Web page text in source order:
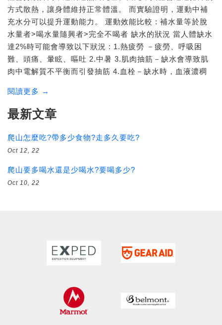
方式散熱，讓身體維持正常體溫。 而實驗證明，運動中補
充水分可以提升運動能力。 運動效能比較 : 補水量等於脫
水量者>喝水量隨興者>完全不喝者 缺水的狀況 當人體缺水
達2%時可能會導致以下狀況 : 1.熱疲勞 －疲勞、呼吸困
難、頭痛、暈眩、嘔吐 2.中暑 3.肌肉抽筋－缺水會導致肌
肉中電解質不平衡而引發抽筋 4.血栓－缺水時，血液濃稠
閱讀更多 →
最新文章
爬山怎麼吃?帶多少食物?走多久要吃?
Oct 12, 22
爬山要多喝水還是少喝水?要喝多少?
Oct 10, 22